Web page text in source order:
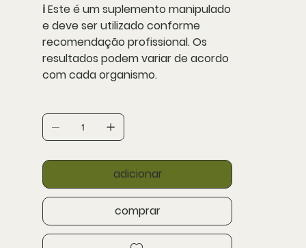
ℹ️Este é um suplemento manipulado
e deve ser utilizado conforme
recomendação profissional. Os
resultados podem variar de acordo
com cada organismo.
adicionar
comprar